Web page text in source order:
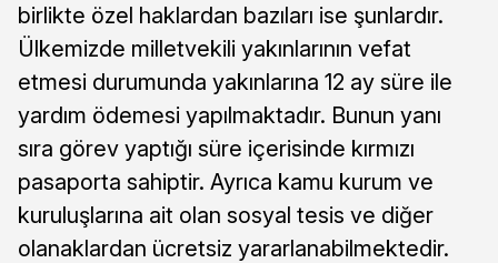
birlikte özel haklardan bazıları ise şunlardır.
Ülkemizde milletvekili yakınlarının vefat
etmesi durumunda yakınlarına 12 ay süre ile
yardım ödemesi yapılmaktadır. Bunun yanı
sıra görev yaptığı süre içerisinde kırmızı
pasaporta sahiptir. Ayrıca kamu kurum ve
kuruluşlarına ait olan sosyal tesis ve diğer
olanaklardan ücretsiz yararlanabilmektedir.